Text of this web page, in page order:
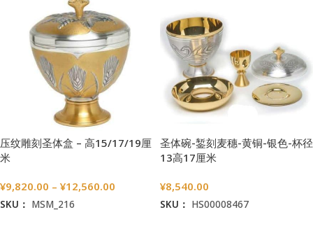
压纹雕刻圣体盒 – 高15/17/19厘
米
¥9,820.00 – ¥12,560.00
SKU： MSM_216
圣体碗-錾刻麦穗-黄铜-银色-杯径
13高17厘米
¥8,540.00
SKU： HS00008467